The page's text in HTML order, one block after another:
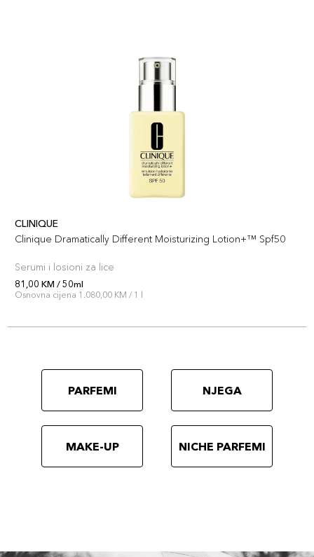
CLINIQUE
Clinique Dramatically Different Moisturizing Lotion+™ Spf50
Serumi i losioni za lice
81,00 KM / 50ml
Osnovna cijena 1.080,00 KM / 1 l
PARFEMI NJEGA
MAKE-UP NICHE PARFEMI